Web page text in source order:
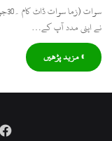
نے اپنی مدد آپ کے…
» مزید پڑھیں